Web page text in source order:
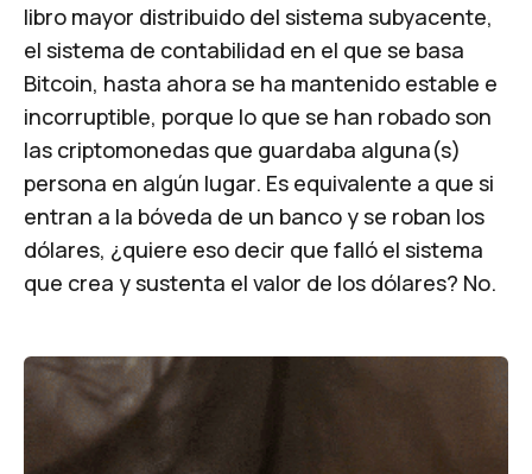
libro mayor distribuido del sistema subyacente,
el sistema de contabilidad en el que se basa
Bitcoin, hasta ahora se ha mantenido estable e
incorruptible, porque lo que se han robado son
las criptomonedas que guardaba alguna(s)
persona en algún lugar. Es equivalente a que si
entran a la bóveda de un banco y se roban los
dólares, ¿quiere eso decir que falló el sistema
que crea y sustenta el valor de los dólares? No.